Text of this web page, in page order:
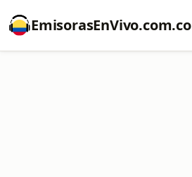
EmisorasEnVivo.com.co